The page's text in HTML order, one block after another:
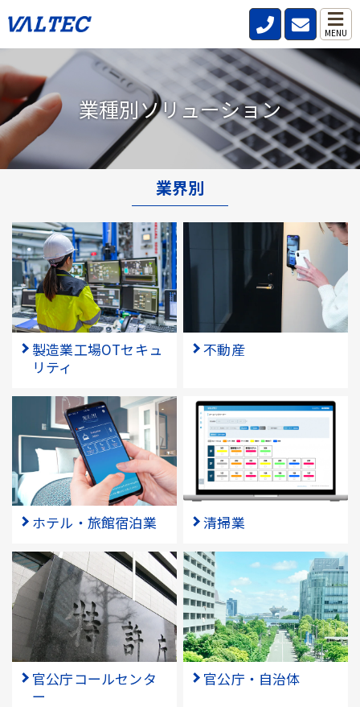
MENU
業種別ソリューション
業界別
製造業工場OTセキュ
リティ
不動産
ホテル・旅館宿泊業 清掃業
官公庁コールセンタ
ー
官公庁・自治体